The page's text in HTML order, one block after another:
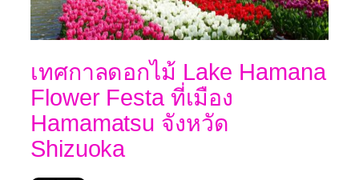
เทศกาลดอกไม้ Lake Hamana
Flower Festa ที่เมือง
Hamamatsu จังหวัด
Shizuoka